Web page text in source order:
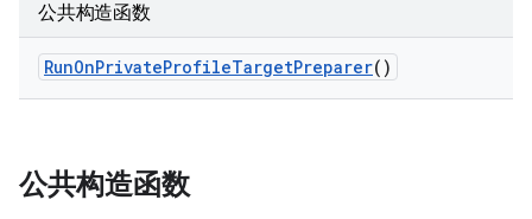
公共构造函数
RunOnPrivateProfileTargetPreparer()
公共构造函数